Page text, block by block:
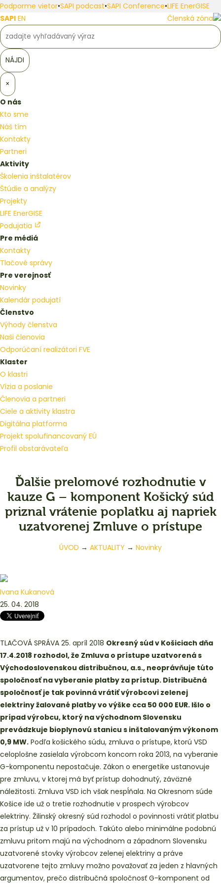
Podporme vietor•SAPI podcast•SAPI Conference•LIFE EnerGISE
SAPI EN Členská zóna
×
O nás
Kto sme
Náš tím
Kontakty
Partneri
Aktivity
Školenia inštalatérov
Štúdie a analýzy
Projekty
LIFE EnerGISE
Podujatia
Pre médiá
Kontakty
Tlačové správy
Pre verejnosť
Novinky
Kalendár podujatí
Členstvo
Výhody členstva
Naši členovia
Odporúčaní realizátori FVE
Klaster
O klastri
Vízia a poslanie
Členovia a partneri
Ciele a aktivity klastra
Digitálna platforma
Projekt spolufinancovaný EÚ
Profil obstarávateľa
Ďalšie prelomové rozhodnutie v
kauze G – komponent Košický súd
priznal vrátenie poplatku aj napriek
uzatvorenej Zmluve o prístupe
ÚVOD → AKTUALITY → Novinky
Ivana Kukanová
25. 04. 2018
TLAČOVÁ SPRÁVA 25. apríl 2018 Okresný súd v Košiciach dňa
17.4.2018 rozhodol, že Zmluva o prístupe uzatvorená s
Východoslovenskou distribučnou, a.s., neoprávňuje túto
spoločnosť na vyberanie platby za prístup. Distribučná
spoločnosť je tak povinná vrátiť výrobcovi zelenej
elektriny žalované platby vo výške cca 50 000 EUR. Išlo o
prípad výrobcu, ktorý na východnom Slovensku
prevádzkuje bioplynovú stanicu s inštalovaným výkonom
0,9 MW. Podľa košického súdu, zmluva o prístupe, ktorú VSD
celoplošne zasielala výrobcom koncom roka 2013, na vyberanie
G-komponentu nepostačuje. Zákon o energetike ustanovuje
pre zmluvu, v ktorej má byť prístup dohodnutý, záväzné
náležitosti. Zmluva VSD ich však nespĺňala. Na Okresnom súde
Košice ide už o tretie rozhodnutie v prospech výrobcov
elektriny. Žilinský okresný súd rozhodol o povinnosti vrátiť platbu
za prístup už v 10 prípadoch. Takúto alebo minimálne podobnú
zmluvu pritom majú na východnom a západnom Slovensku
uzatvorené stovky výrobcov zelenej elektriny a práve
uzatvorene tejto zmluvy možno považovať za jeden z hlavných
argumentov, prečo distribučná spoločnosť G-komponent od